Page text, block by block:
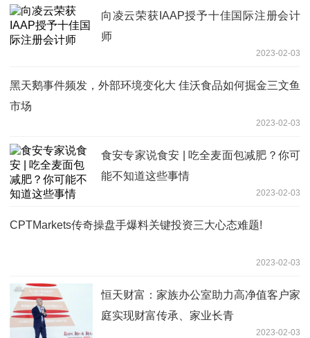
向凌云荣获IAAP授予十佳国际注册会计
师
2023-02-03
黑天鹅事件频发，外部环境变化大 佳沃食品如何掘金三文鱼
市场
2023-02-03
食安专家说食安 | 吃全麦面包减肥？你可
能不知道这些事情
2023-02-03
CPTMarkets传奇操盘手爆料关键投资三大心态难题!
2023-02-03
恒天财富：家族办公室助力高净值客户家
庭实现财富传承、家业长青
2023-02-03